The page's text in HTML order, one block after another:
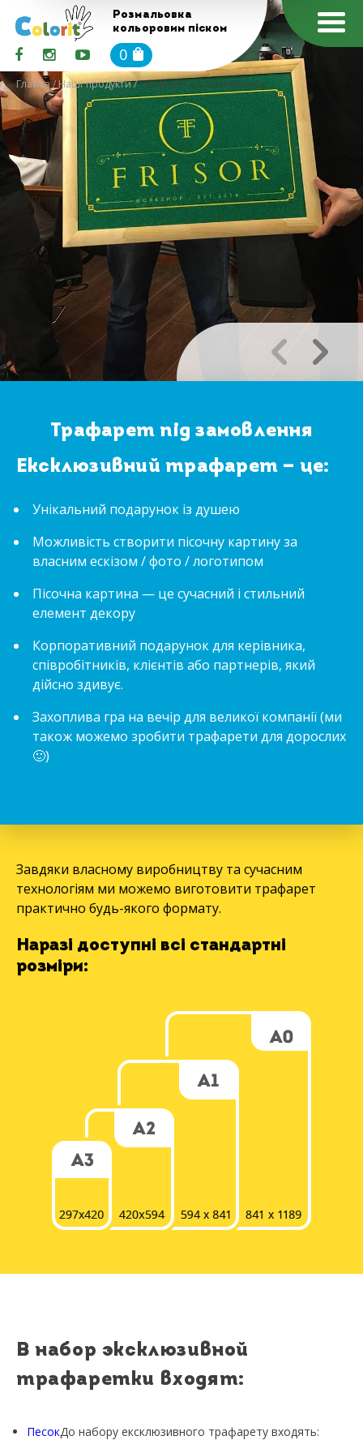
Розмальовка
кольоровим піском
0
Главна/Наші продукти/Трафарет на замовлення
Трафарет під замовлення
Ексклюзивний трафарет — це:
Унікальний подарунок із душею
Можливість створити пісочну картину за
власним ескізом / фото / логотипом
Пісочна картина — це сучасний і стильний
елемент декору
Корпоративний подарунок для керівника,
співробітників, клієнтів або партнерів, який
дійсно здивує.
Захоплива гра на вечір для великої компанії (ми
також можемо зробити трафарети для дорослих
🙂)
Завдяки власному виробництву та сучасним
технологіям ми можемо виготовити трафарет
практично будь-якого формату.
Наразі доступні всі стандартні
розміри:
В набор эксклюзивной
трафаретки входят:
ПесокДо набору ексклюзивного трафарету входять: